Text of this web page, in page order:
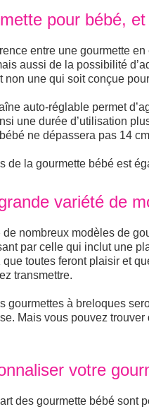
pour bébé,
entre une gourmette
aussi de la possibilité
non une qui soit conçue
auto-réglable permet
une durée d’utilisation
ne dépassera pas 14
de la gourmette bébé est
variété de
de nombreux modèles de
par celle qui inclut une
que toutes feront plaisir et
transmettre.
gourmettes à breloques
Mais vous pouvez
votre
des gourmette bébé sont